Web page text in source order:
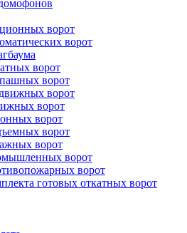
ворот
ворот
ворот
ворот
ворот
ворот
ворот
ворот
ворот
ворот
ворот
готовых откатных ворот